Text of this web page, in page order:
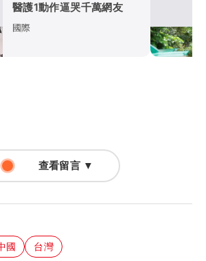
醫護1動作逼哭千萬網友
國際
查看留言 ▼
國 台灣